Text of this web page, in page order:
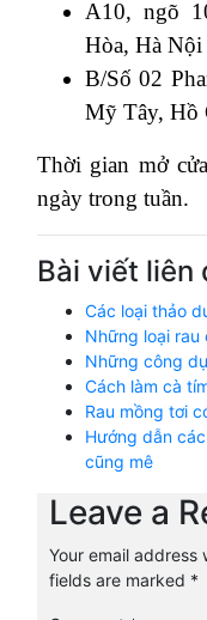
A10, ngõ
Hòa, Hà Nội
B/Số 02
Mỹ Tây, Hồ
Thời gian mở
ngày trong tuần.
Bài viết liên
Các loại thảo
Những loại
Những công
Cách làm cà
Rau mồng tơi
Hướng dẫn
cũng mê
Leave a
Your email address
fields are marked *